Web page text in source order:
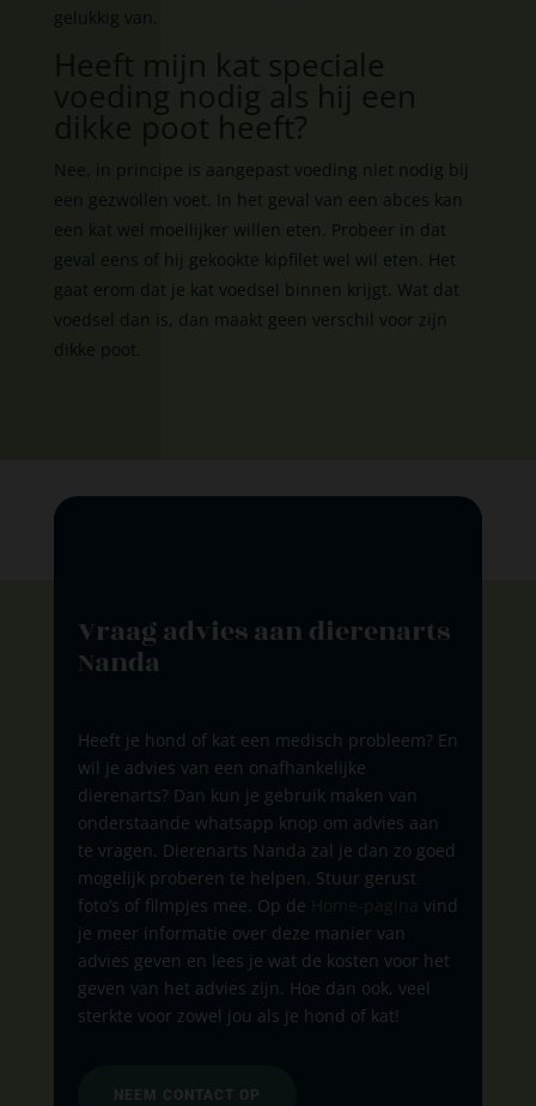
gelukkig van.
Heeft mijn kat speciale
voeding nodig als hij een
dikke poot heeft?
Nee, in principe is aangepast voeding niet nodig bij
een gezwollen voet. In het geval van een abces kan
een kat wel moeilijker willen eten. Probeer in dat
geval eens of hij gekookte kipfilet wel wil eten. Het
gaat erom dat je kat voedsel binnen krijgt. Wat dat
voedsel dan is, dan maakt geen verschil voor zijn
dikke poot.
Vraag advies aan dierenarts
Nanda
Heeft je hond of kat een medisch probleem? En
wil je advies van een onafhankelijke
dierenarts? Dan kun je gebruik maken van
onderstaande whatsapp knop om advies aan
te vragen. Dierenarts Nanda zal je dan zo goed
mogelijk proberen te helpen. Stuur gerust
foto’s of filmpjes mee. Op de
vind
je meer informatie over deze manier van
advies geven en lees je wat de kosten voor het
geven van het advies zijn. Hoe dan ook, veel
sterkte voor zowel jou als je hond of kat!
NEEM CONTACT OP